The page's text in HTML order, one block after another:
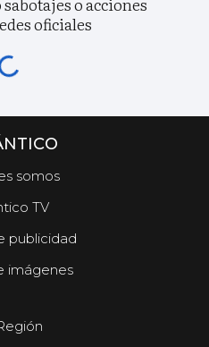
oficiales
somos
TV
publicidad
imágenes